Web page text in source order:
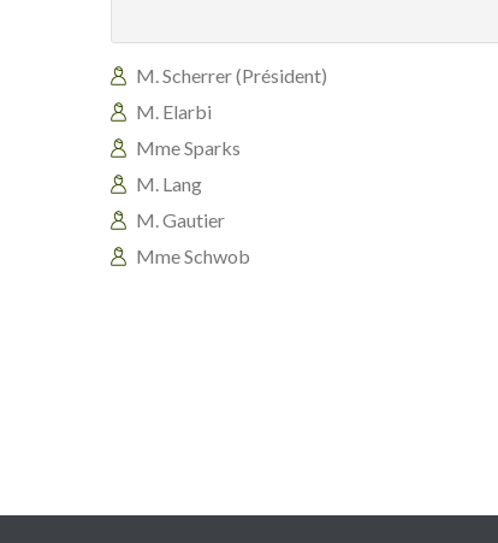
M. Scherrer (Président)
M. Elarbi
Mme Sparks
M. Lang
M. Gautier
Mme Schwob